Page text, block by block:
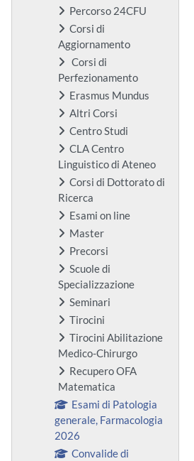
Percorso 24CFU
Corsi di
Aggiornamento
Corsi di
Perfezionamento
Erasmus Mundus
Altri Corsi
Centro Studi
CLA Centro
Linguistico di Ateneo
Corsi di Dottorato di
Ricerca
Esami on line
Master
Precorsi
Scuole di
Specializzazione
Seminari
Tirocini
Tirocini Abilitazione
Medico-Chirurgo
Recupero OFA
Matematica
Esami di Patologia
generale, Farmacologia
2026
Convalide di